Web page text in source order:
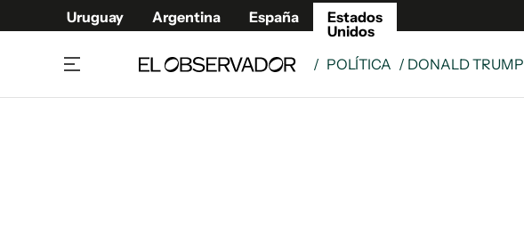
Uruguay Argentina España
Estados
Unidos
/ POLÍTICA / DONALD TRUMP